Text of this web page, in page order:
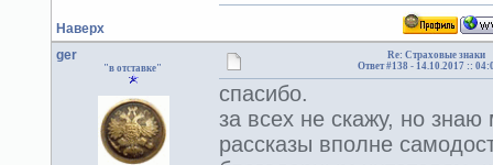
Наверх
ger
"в отставке"
Re: Страховые знаки
Ответ #138 - 14.10.2017 ::
спасибо.
за всех не скажу, но
рассказы вполне